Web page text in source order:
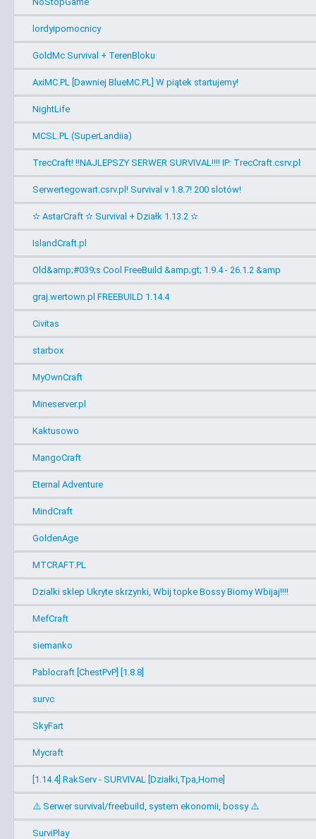
lordyipomocnicy
GoldMc Survival + TerenBloku
AxiMC.PL [Dawniej BlueMC.PL] W piątek startujemy!
NightLife
MCSL.PL (SuperLandiia)
TrecCraft! !!NAJLEPSZY SERWER SURVIVAL!!!! IP: TrecCraft.csrv.pl
Serwertegowart.csrv.pl! Survival v 1.8.7! 200 slotów!
✫ AstarCraft ✫ Survival + Działk 1.13.2 ✫
IslandCraft.pl
Old&amp;#039;s Cool FreeBuild &amp;gt; 1.9.4 - 26.1.2 &amp
graj.wertown.pl FREEBUILD 1.14.4
Civitas
starbox
MyOwnCraft
Mineserver.pl
Kaktusowo
MangoCraft
Eternal Adventure
MindCraft
GoldenAge
MTCRAFT.PL
Dzialki sklep Ukryte skrzynki, Wbij topke Bossy Biomy Wbijaj!!!!
MefCraft
siemanko
Pablocraft [ChestPvP] [1.8.8]
survc
SkyFart
Mycraft
[1.14.4] RakServ - SURVIVAL [Działki,Tpa,Home]
⚠️ Serwer survival/freebuild, system ekonomii, bossy ⚠️
SurviPlay